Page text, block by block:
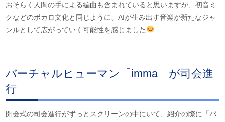
おそらく人間の手による編曲も含まれていると思いますが、初音ミ
クなどのボカロ文化と同じように、AIが生み出す音楽が新たなジャ
ンルとして広がっていく可能性を感じました
バーチャルヒューマン「imma」が司会進
行
開会式の司会進行がずっとスクリーンの中にいて、紹介の際に「バ